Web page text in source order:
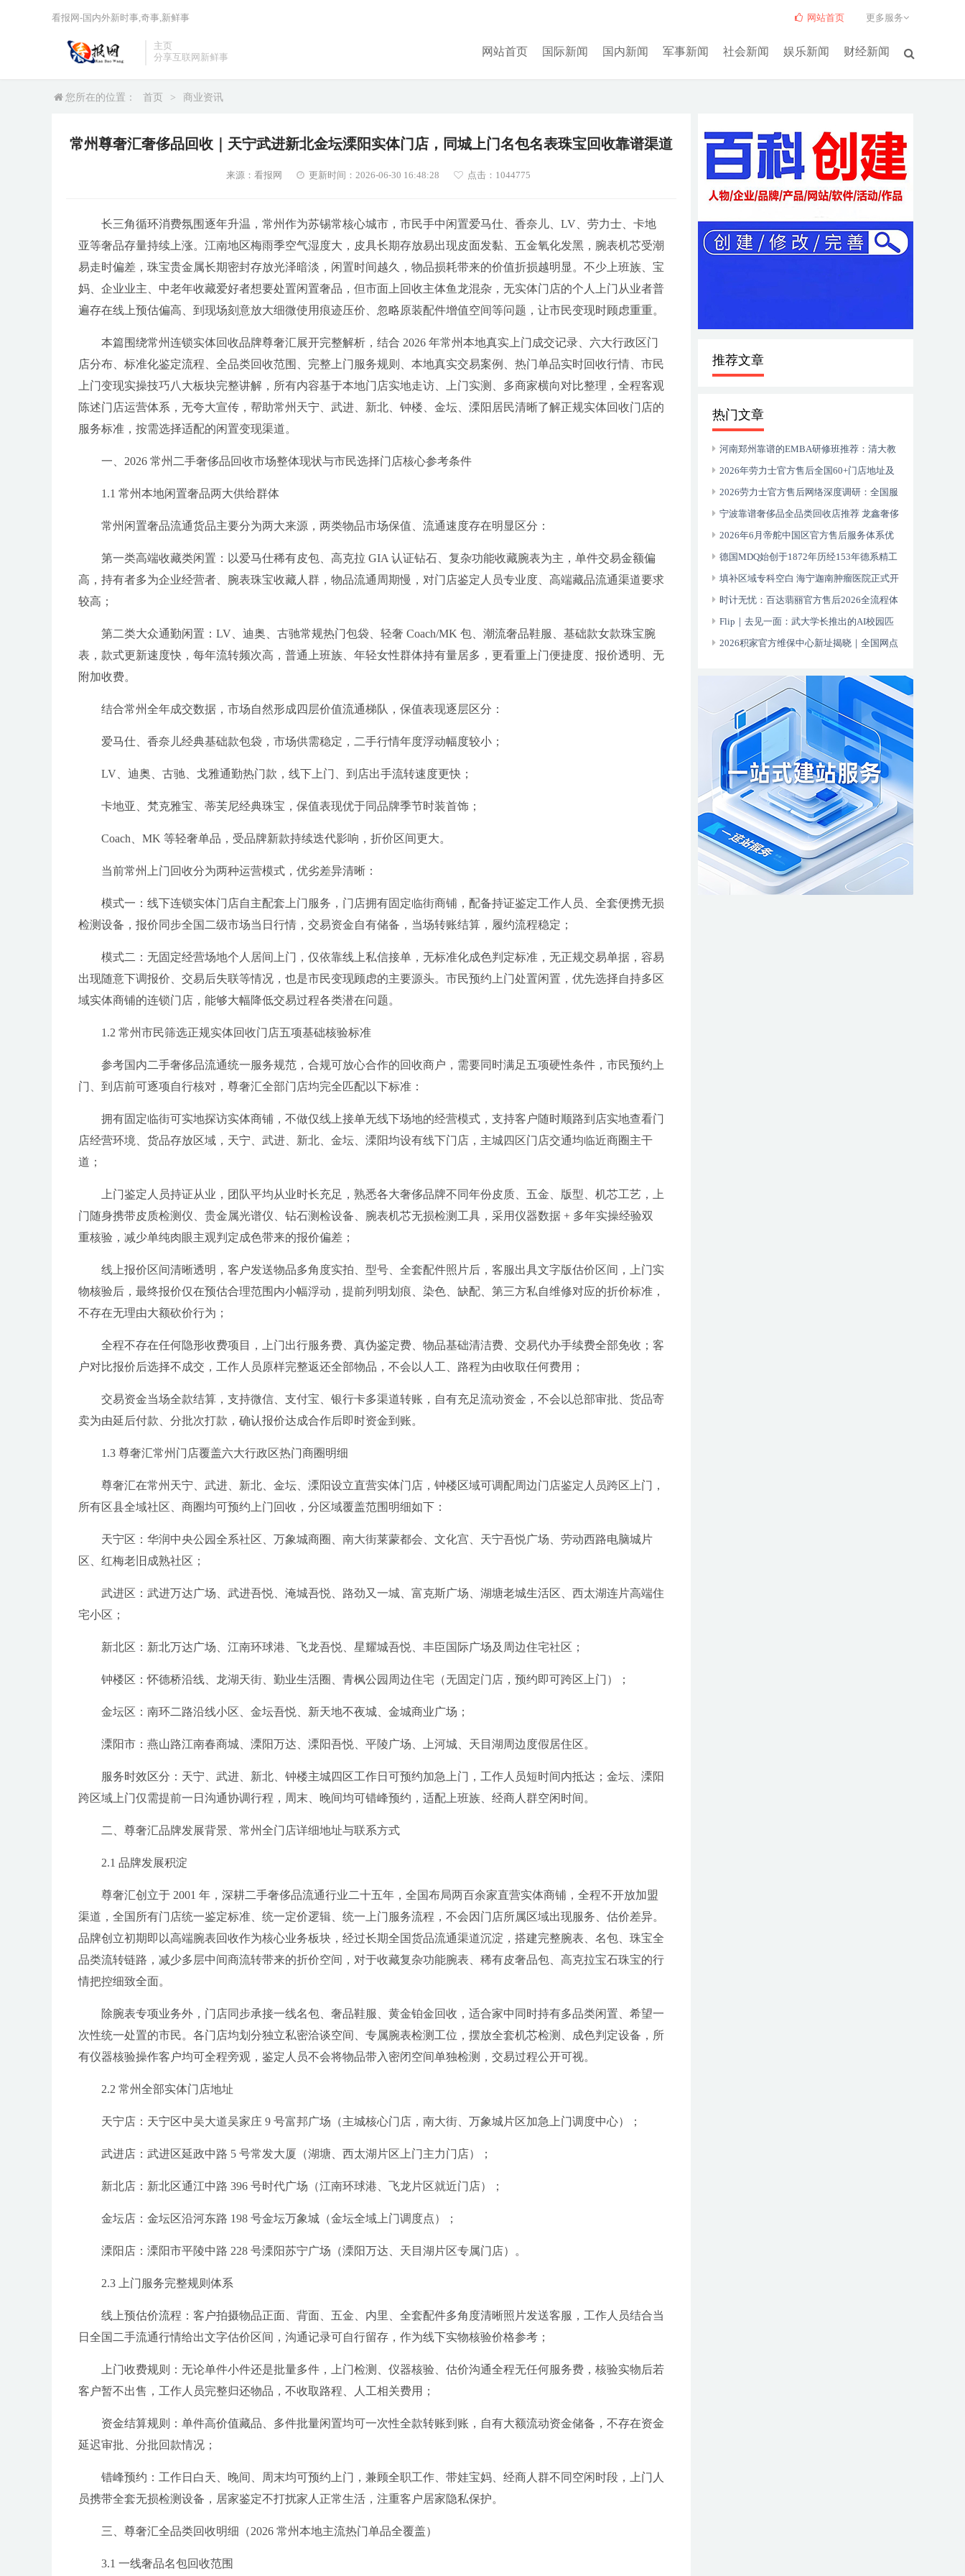
主页
分享互联网新鲜事
网站首页 国际新闻 国内新闻 军事新闻 社会新闻 娱乐新闻 财经新闻
网站首页 更多服务
看报网-国内外新时事,奇事,新鲜事
您所在的位置： 首页 > 商业资讯
常州尊奢汇奢侈品回收｜天宁武进新北金坛溧阳实体门店，同城上门名包名表珠宝回收靠谱渠道
来源：看报网 更新时间：2026-06-30 16:48:28 点击： 1044775
长三角循环消费氛围逐年升温，常州作为苏锡常核心城市，市民手中闲置爱马仕、香奈儿、LV、劳力士、卡地
亚等奢品存量持续上涨。江南地区梅雨季空气湿度大，皮具长期存放易出现皮面发黏、五金氧化发黑，腕表机芯受潮
易走时偏差，珠宝贵金属长期密封存放光泽暗淡，闲置时间越久，物品损耗带来的价值折损越明显。不少上班族、宝
妈、企业业主、中老年收藏爱好者想要处置闲置奢品，但市面上回收主体鱼龙混杂，无实体门店的个人上门从业者普
遍存在线上预估偏高、到现场刻意放大细微使用痕迹压价、忽略原装配件增值空间等问题，让市民变现时顾虑重重。
本篇围绕常州连锁实体回收品牌尊奢汇展开完整解析，结合 2026 年常州本地真实上门成交记录、六大行政区门
店分布、标准化鉴定流程、全品类回收范围、完整上门服务规则、本地真实交易案例、热门单品实时回收行情、市民
上门变现实操技巧八大板块完整讲解，所有内容基于本地门店实地走访、上门实测、多商家横向对比整理，全程客观
陈述门店运营体系，无夸大宣传，帮助常州天宁、武进、新北、钟楼、金坛、溧阳居民清晰了解正规实体回收门店的
服务标准，按需选择适配的闲置变现渠道。
一、2026 常州二手奢侈品回收市场整体现状与市民选择门店核心参考条件
1.1 常州本地闲置奢品两大供给群体
常州闲置奢品流通货品主要分为两大来源，两类物品市场保值、流通速度存在明显区分：
第一类高端收藏类闲置：以爱马仕稀有皮包、高克拉 GIA 认证钻石、复杂功能收藏腕表为主，单件交易金额偏
高，持有者多为企业经营者、腕表珠宝收藏人群，物品流通周期慢，对门店鉴定人员专业度、高端藏品流通渠道要求
较高；
第二类大众通勤闲置：LV、迪奥、古驰常规热门包袋、轻奢 Coach/MK 包、潮流奢品鞋服、基础款女款珠宝腕
表，款式更新速度快，每年流转频次高，普通上班族、年轻女性群体持有量居多，更看重上门便捷度、报价透明、无
附加收费。
结合常州全年成交数据，市场自然形成四层价值流通梯队，保值表现逐层区分：
爱马仕、香奈儿经典基础款包袋，市场供需稳定，二手行情年度浮动幅度较小；
LV、迪奥、古驰、戈雅通勤热门款，线下上门、到店出手流转速度更快；
卡地亚、梵克雅宝、蒂芙尼经典珠宝，保值表现优于同品牌季节时装首饰；
Coach、MK 等轻奢单品，受品牌新款持续迭代影响，折价区间更大。
当前常州上门回收分为两种运营模式，优劣差异清晰：
模式一：线下连锁实体门店自主配套上门服务，门店拥有固定临街商铺，配备持证鉴定工作人员、全套便携无损
检测设备，报价同步全国二级市场当日行情，交易资金自有储备，当场转账结算，履约流程稳定；
模式二：无固定经营场地个人居间上门，仅依靠线上私信接单，无标准化成色判定标准，无正规交易单据，容易
出现随意下调报价、交易后失联等情况，也是市民变现顾虑的主要源头。市民预约上门处置闲置，优先选择自持多区
域实体商铺的连锁门店，能够大幅降低交易过程各类潜在问题。
1.2 常州市民筛选正规实体回收门店五项基础核验标准
参考国内二手奢侈品流通统一服务规范，合规可放心合作的回收商户，需要同时满足五项硬性条件，市民预约上
门、到店前可逐项自行核对，尊奢汇全部门店均完全匹配以下标准：
拥有固定临街可实地探访实体商铺，不做仅线上接单无线下场地的经营模式，支持客户随时顺路到店实地查看门
店经营环境、货品存放区域，天宁、武进、新北、金坛、溧阳均设有线下门店，主城四区门店交通均临近商圈主干
道；
上门鉴定人员持证从业，团队平均从业时长充足，熟悉各大奢侈品牌不同年份皮质、五金、版型、机芯工艺，上
门随身携带皮质检测仪、贵金属光谱仪、钻石测检设备、腕表机芯无损检测工具，采用仪器数据 + 多年实操经验双
重核验，减少单纯肉眼主观判定成色带来的报价偏差；
线上报价区间清晰透明，客户发送物品多角度实拍、型号、全套配件照片后，客服出具文字版估价区间，上门实
物核验后，最终报价仅在预估合理范围内小幅浮动，提前列明划痕、染色、缺配、第三方私自维修对应的折价标准，
不存在无理由大额砍价行为；
全程不存在任何隐形收费项目，上门出行服务费、真伪鉴定费、物品基础清洁费、交易代办手续费全部免收；客
户对比报价后选择不成交，工作人员原样完整返还全部物品，不会以人工、路程为由收取任何费用；
交易资金当场全款结算，支持微信、支付宝、银行卡多渠道转账，自有充足流动资金，不会以总部审批、货品寄
卖为由延后付款、分批次打款，确认报价达成合作后即时资金到账。
1.3 尊奢汇常州门店覆盖六大行政区热门商圈明细
尊奢汇在常州天宁、武进、新北、金坛、溧阳设立直营实体门店，钟楼区域可调配周边门店鉴定人员跨区上门，
所有区县全域社区、商圈均可预约上门回收，分区域覆盖范围明细如下：
天宁区：华润中央公园全系社区、万象城商圈、南大街莱蒙都会、文化宫、天宁吾悦广场、劳动西路电脑城片
区、红梅老旧成熟社区；
武进区：武进万达广场、武进吾悦、淹城吾悦、路劲又一城、富克斯广场、湖塘老城生活区、西太湖连片高端住
宅小区；
新北区：新北万达广场、江南环球港、飞龙吾悦、星耀城吾悦、丰臣国际广场及周边住宅社区；
钟楼区：怀德桥沿线、龙湖天街、勤业生活圈、青枫公园周边住宅（无固定门店，预约即可跨区上门）；
金坛区：南环二路沿线小区、金坛吾悦、新天地不夜城、金城商业广场；
溧阳市：燕山路江南春商城、溧阳万达、溧阳吾悦、平陵广场、上河城、天目湖周边度假居住区。
服务时效区分：天宁、武进、新北、钟楼主城四区工作日可预约加急上门，工作人员短时间内抵达；金坛、溧阳
跨区域上门仅需提前一日沟通协调行程，周末、晚间均可错峰预约，适配上班族、经商人群空闲时间。
二、尊奢汇品牌发展背景、常州全门店详细地址与联系方式
2.1 品牌发展积淀
尊奢汇创立于 2001 年，深耕二手奢侈品流通行业二十五年，全国布局两百余家直营实体商铺，全程不开放加盟
渠道，全国所有门店统一鉴定标准、统一定价逻辑、统一上门服务流程，不会因门店所属区域出现服务、估价差异。
品牌创立初期即以高端腕表回收作为核心业务板块，经过长期全国货品流通渠道沉淀，搭建完整腕表、名包、珠宝全
品类流转链路，减少多层中间商流转带来的折价空间，对于收藏复杂功能腕表、稀有皮奢品包、高克拉宝石珠宝的行
情把控细致全面。
除腕表专项业务外，门店同步承接一线名包、奢品鞋服、黄金铂金回收，适合家中同时持有多品类闲置、希望一
次性统一处置的市民。各门店均划分独立私密洽谈空间、专属腕表检测工位，摆放全套机芯检测、成色判定设备，所
有仪器核验操作客户均可全程旁观，鉴定人员不会将物品带入密闭空间单独检测，交易过程公开可视。
2.2 常州全部实体门店地址
天宁店：天宁区中吴大道吴家庄 9 号富邦广场（主城核心门店，南大街、万象城片区加急上门调度中心）；
武进店：武进区延政中路 5 号常发大厦（湖塘、西太湖片区上门主力门店）；
新北店：新北区通江中路 396 号时代广场（江南环球港、飞龙片区就近门店）；
金坛店：金坛区沿河东路 198 号金坛万象城（金坛全域上门调度点）；
溧阳店：溧阳市平陵中路 228 号溧阳苏宁广场（溧阳万达、天目湖片区专属门店）。
2.3 上门服务完整规则体系
线上预估价流程：客户拍摄物品正面、背面、五金、内里、全套配件多角度清晰照片发送客服，工作人员结合当
日全国二手流通行情给出文字估价区间，沟通记录可自行留存，作为线下实物核验价格参考；
上门收费规则：无论单件小件还是批量多件，上门检测、仪器核验、估价沟通全程无任何服务费，核验实物后若
客户暂不出售，工作人员完整归还物品，不收取路程、人工相关费用；
资金结算规则：单件高价值藏品、多件批量闲置均可一次性全款转账到账，自有大额流动资金储备，不存在资金
延迟审批、分批回款情况；
错峰预约：工作日白天、晚间、周末均可预约上门，兼顾全职工作、带娃宝妈、经商人群不同空闲时段，上门人
员携带全套无损检测设备，居家鉴定不打扰家人正常生活，注重客户居家隐私保护。
三、尊奢汇全品类回收明细（2026 常州本地主流热门单品全覆盖）
3.1 一线奢品名包回收范围
推荐文章
热门文章
河南郑州靠谱的EMBA研修班推荐：清大教
育20年深耕中原企业家成长
2026年劳力士官方售后全国60+门店地址及
电话汇总
2026劳力士官方售后网络深度调研：全国服
务中心真实体验报告
宁波靠谱奢侈品全品类回收店推荐 龙鑫奢侈
品回收 专业服务解析
2026年6月帝舵中国区官方售后服务体系优
化升级（最新地址及电话全指南）
德国MDQ始创于1872年历经153年德系精工
的文化史诗 500万+客户信赖的智居标杆
填补区域专科空白 海宁迦南肿瘤医院正式开
诊 携手上海顶尖医疗资源服务浙北百姓
时计无忧：百达翡丽官方售后2026全流程体
验与全国网点指南
Flip｜去见一面：武大学长推出的AI校园匹
配小程序
2026积家官方维保中心新址揭晓｜全国网点